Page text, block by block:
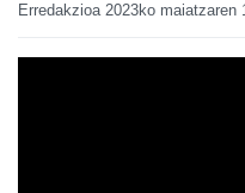
Erredakzioa 2023ko maiatzaren